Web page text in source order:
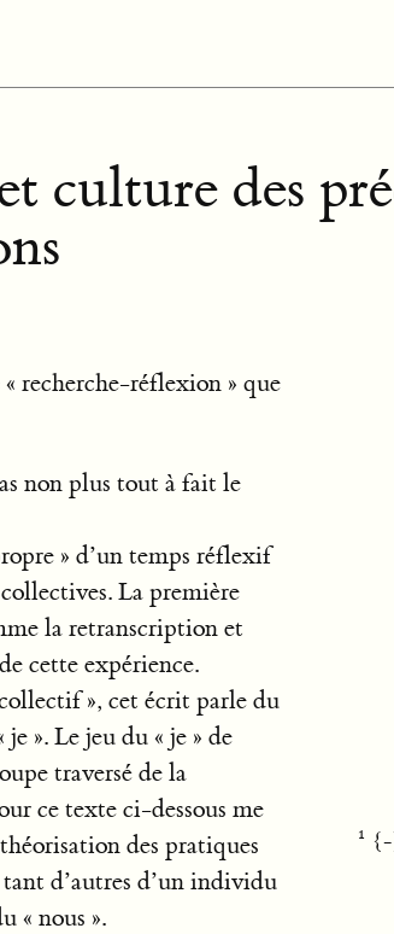
culture des
recherche-réflexion » que
non plus tout à fait le
» d’un temps réflexif
La première
la retranscription et
cette expérience.
», cet écrit parle du
». Le jeu du « je » de
traversé de la
ce texte ci-dessous me
des pratiques
d’autres d’un individu
« nous ».